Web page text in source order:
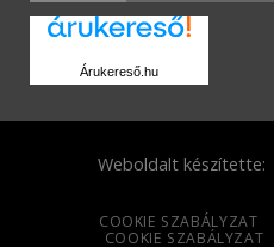
Árukereső.hu
Weboldalt készítette:
COOKIE SZABÁLYZAT
COOKIE SZABÁLYZAT